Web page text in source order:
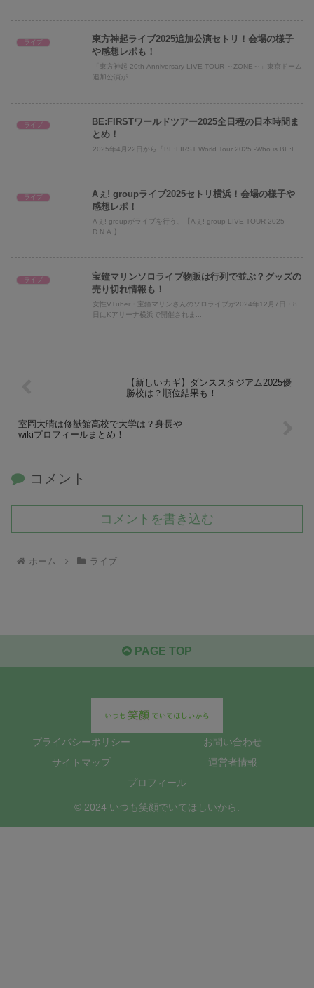
ライブ
東方神起ライブ2025追加公演セトリ！会場の様子
や感想レポも！
「東方神起 20th Anniversary LIVE TOUR ～ZONE～」東京ドーム
追加公演が...
ライブ
BE:FIRSTワールドツアー2025全日程の日本時間ま
とめ！
2025年4月22日から「BE:FIRST World Tour 2025 -Who is BE:F...
ライブ
Aぇ! groupライブ2025セトリ横浜！会場の様子や
感想レポ！
Aぇ! groupがライブを行う、【Aぇ! group LIVE TOUR 2025
D.N.A 】...
ライブ
宝鐘マリンソロライブ物販は行列で並ぶ？グッズの
売り切れ情報も！
女性VTuber・宝鐘マリンさんのソロライブが2024年12月7日・8
日にKアリーナ横浜で開催されま...
【新しいカギ】ダンススタジアム2025優
勝校は？順位結果も！
室岡大晴は修猷館高校で大学は？身長や
wikiプロフィールまとめ！
コメント
コメントを書き込む
ホーム ライブ
PAGE TOP
プライバシーポリシー
お問い合わせ
サイトマップ
運営者情報
プロフィール
© 2024 いつも笑顔でいてほしいから.